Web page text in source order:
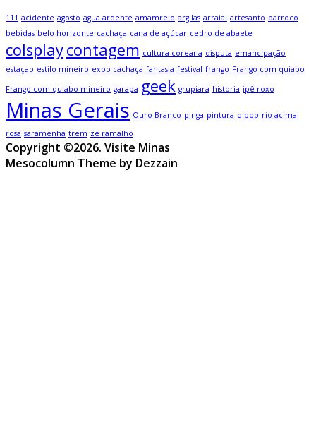
111 acidente agosto agua ardente amamrelo argilas arraial artesanto barroco
bebidas belo horizonte cachaça cana de açúcar cedro de abaete
colsplaycontagem cultura coreana disputa emancipação
estaçao estilo mineiro expo cachaça fantasia festival frango Frango com quiabo
Frango com quiabo mineiro garapa geek grupiara historia ipê roxo
Minas Gerais Ouro Branco pinga pintura q.pop rio acima
rosa saramenha trem zé ramalho
Copyright ©2026. Visite Minas
Mesocolumn Theme by Dezzain